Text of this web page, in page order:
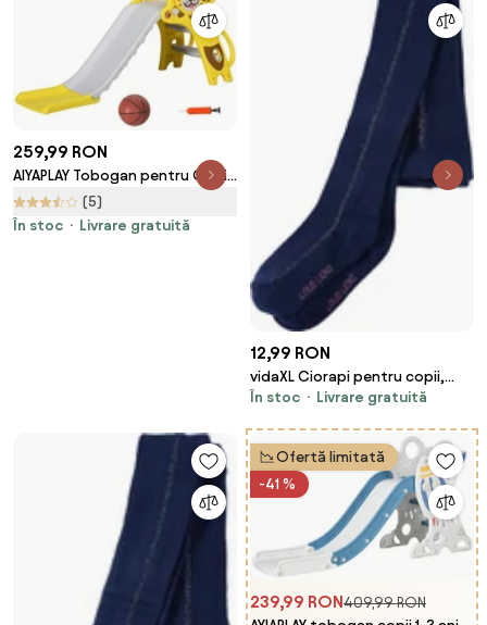
259,99 RON
AIYAPLAY Tobogan pentru Copii
2 în 1 cu Coș de Baschet,
Tobogan Interior pentru Copii
(5)
În stoc
Livrare gratuită
12,99 RON
vidaXL Ciorapi pentru copii,
bleumarin, 104
În stoc Livrare gratuită
Ofertă limitată
-41 %
239,99 RON409,99 RON